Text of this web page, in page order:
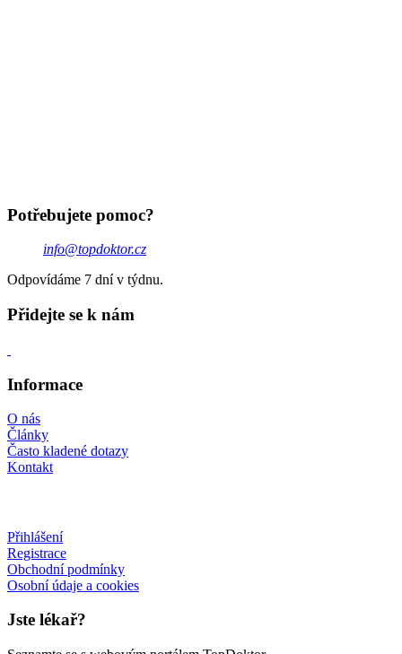
Potřebujete pomoc?
info@topdoktor.cz
Odpovídáme 7 dní v týdnu.
Přidejte se k nám
Informace
O nás
Články
Často kladené dotazy
Kontakt
Přihlášení
Registrace
Obchodní podmínky
Osobní údaje a cookies
Jste lékař?